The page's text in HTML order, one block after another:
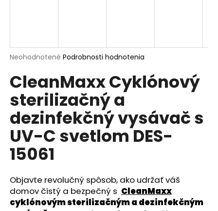
Priemerné
produktu
je
z
5
hviezdičiek.
Neohodnotené Podrobnosti hodnotenia
CleanMaxx Cyklónový
sterilizačný a
dezinfekčný vysávač s
UV-C svetlom DES-
15061
Objavte revolučný spôsob, ako udržať váš
domov čistý a bezpečný s CleanMaxx
cyklónovým sterilizačným a dezinfekčným
?
HĽADAŤ
O
d
p
o
r
ú
č